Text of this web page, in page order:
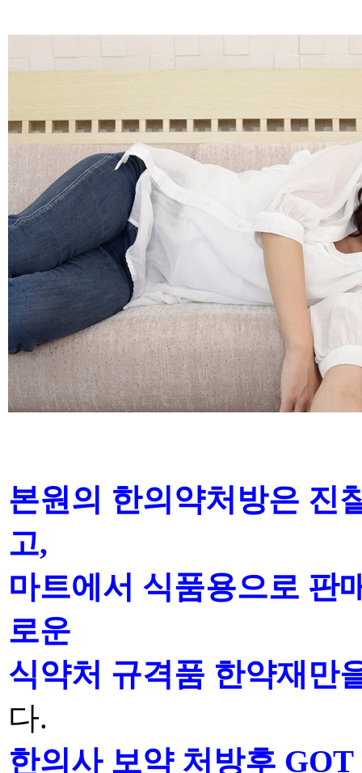
본원의 한의약처방은 진
고,
마트에서 식품용으로 판
로운
식약처 규격품 한약재만
다.
한의사 보약 처방후